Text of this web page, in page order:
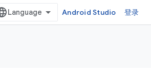
Android Studio 登录